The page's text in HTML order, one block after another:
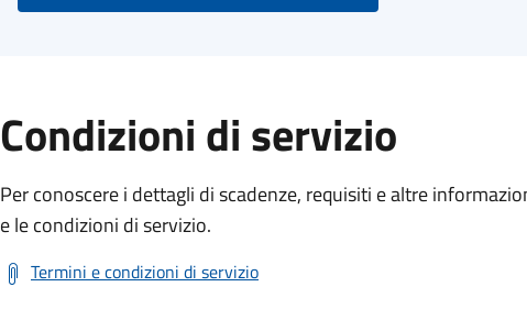
Condizioni di servizio
Per conoscere i dettagli di scadenze, requisiti e altre
e le condizioni di servizio.
Termini e condizioni di servizio